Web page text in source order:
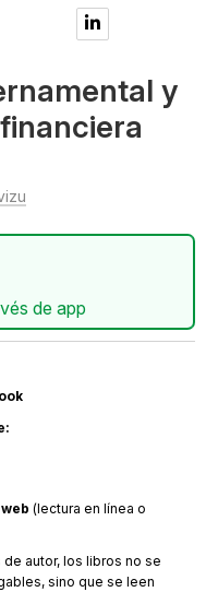
y
de app
(lectura en línea o
autor, los libros no se
sino que se leen